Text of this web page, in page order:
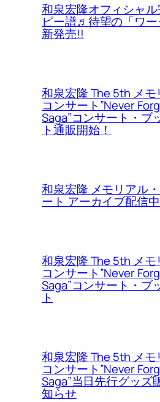
和泉宏隆オフィシャル
ピー譜♬待望の「ワー
新発売!!
和泉宏隆 The 5th メモ
コンサート”Never
Saga”コンサート・ブ
ト通販開始！
和泉宏隆 メモリアル
ート アーカイブ配信中
和泉宏隆 The 5th メモ
コンサート”Never
Saga”コンサート・ブ
ト
和泉宏隆 The 5th メモ
コンサート”Never
Saga”当日先行グッズ
知らせ